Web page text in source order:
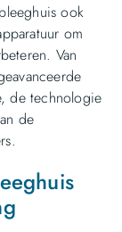
ook
om
Van
de technologie
de